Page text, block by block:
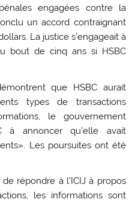
engagées contre la
un accord contraignant
La justice s’engageait à
bout de cinq ans si HSBC
que HSBC aurait
types de transactions
le gouvernement
à annoncer qu’elle avait
Les poursuites ont été
répondre à l’ICIJ à propos
les informations sont